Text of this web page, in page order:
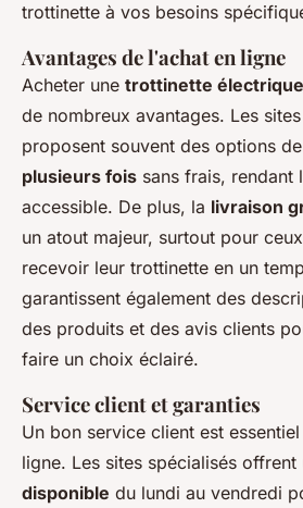
trottinette à vos besoins
Avantages de l'achat en ligne
Acheter une trottinette électrique
de nombreux avantages. Les
proposent souvent des options de
plusieurs fois sans frais, rendant
accessible. De plus, la livraison
un atout majeur, surtout pour
recevoir leur trottinette en un
garantissent également des
des produits et des avis clients
faire un choix éclairé.
Service client et garanties
Un bon service client est
ligne. Les sites spécialisés offrent
disponible du lundi au vendredi